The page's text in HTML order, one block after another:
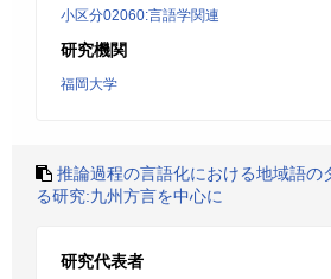
小区分02060:言語学関連
研究機関
福岡大学
推論過程の言語化における地域語の
る研究:九州方言を中心に
研究代表者